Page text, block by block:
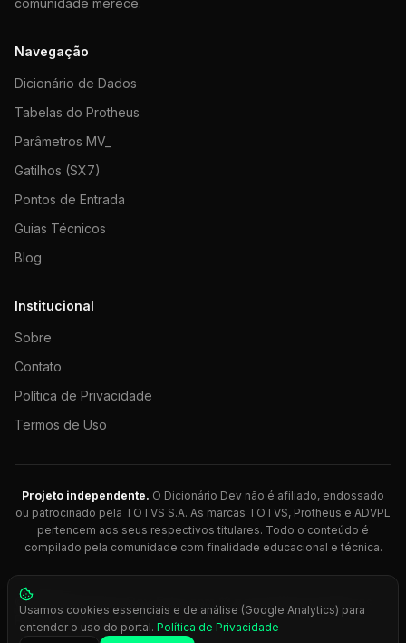
comunidade merece.
Navegação
Dicionário de Dados
Tabelas do Protheus
Parâmetros MV_
Gatilhos (SX7)
Pontos de Entrada
Guias Técnicos
Blog
Institucional
Sobre
Contato
Política de Privacidade
Termos de Uso
Projeto independente. O Dicionário Dev não é afiliado, endossado
ou patrocinado pela TOTVS S.A. As marcas TOTVS, Protheus e ADVPL
pertencem aos seus respectivos titulares. Todo o conteúdo é
compilado pela comunidade com finalidade educacional e técnica.
© 2026 Dicionário Dev. Feito com 💚 para desenvolvedores
Protheus.
Press Ctrl+K
Usamos cookies essenciais e de análise (Google Analytics) para
entender o uso do portal. Política de Privacidade